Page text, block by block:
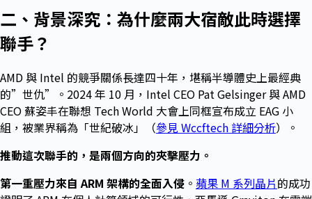
二、背景深究：為什麼兩大宿敵此時選擇
聯手？
AMD 與 Intel 的競爭關係長達四十年，堪稱半導體史上最經典
的”世仇”。2024 年 10 月，Intel CEO Pat Gelsinger 與 AMD
CEO 蘇姿丰在聯想 Tech World 大會上同框宣布成立 EAG 小
組，被業界稱為「世紀破冰」（參見 Wccftech 詳細分析）。
推動這次聯手的，是兩個方向的夾擊壓力。
第一重壓力來自 ARM 架構的全面入侵 。 蘋果 M 系列晶片的成功